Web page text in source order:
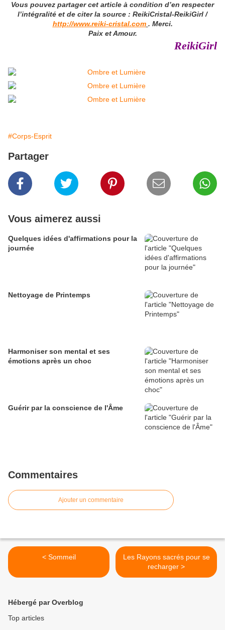
Vous pouvez partager cet article à condition d’en respecter
l’intégralité et de citer la source : ReikiCristal-ReikiGirl /
http://www.reiki-cristal.com . Merci.
Paix et Amour.
ReikiGirl
#Corps-Esprit
Partager
Vous aimerez aussi
Quelques idées d'affirmations pour la
journée
Nettoyage de Printemps
Harmoniser son mental et ses
émotions après un choc
Guérir par la conscience de l'Âme
Commentaires
Ajouter un commentaire
< Sommeil
Les Rayons sacrés pour se
recharger >
Hébergé par Overblog
Top articles